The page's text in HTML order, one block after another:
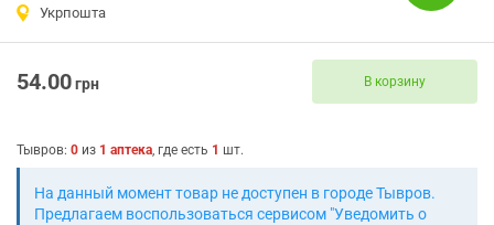
Укрпошта
54.00грн В корзину
Тывров: 0 из 1 аптека, где есть 1 шт.
На данный момент товар не доступен в городе Тывров.
Предлагаем воспользоваться сервисом "Уведомить о